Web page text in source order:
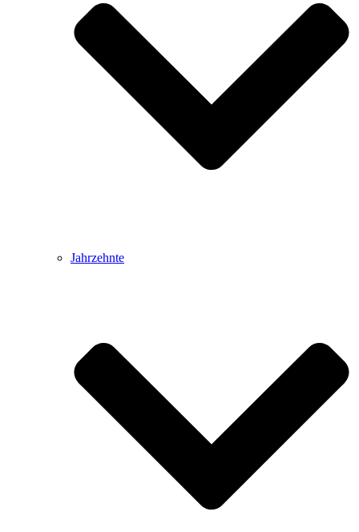
Jahrzehnte